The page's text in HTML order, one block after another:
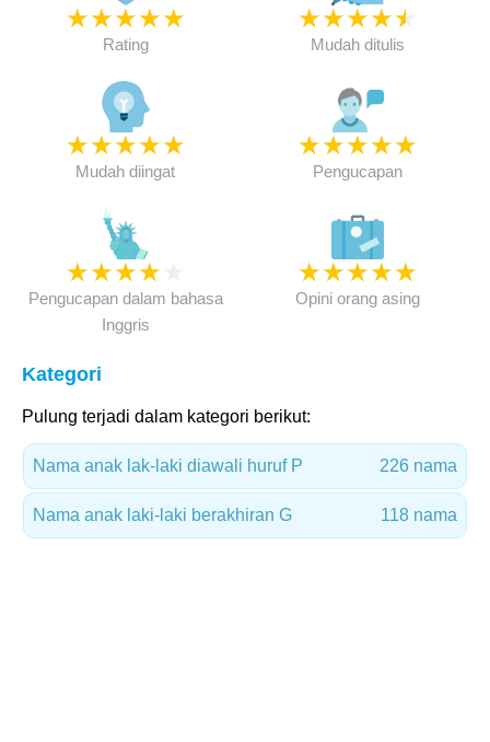
★★★★★
Rating
★★★★★
Mudah ditulis
★★★★★
Mudah diingat
★★★★★
Pengucapan
★★★★
Pengucapan dalam bahasa
Inggris
★★★★★
Opini orang asing
Kategori
Pulung terjadi dalam kategori berikut:
Nama anak lak-laki diawali huruf P 226 nama
Nama anak laki-laki berakhiran G 118 nama